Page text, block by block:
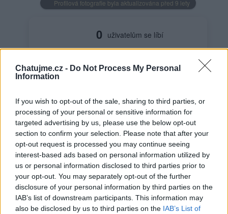
Chatujme.cz - Do Not Process My Personal
Information
If you wish to opt-out of the sale, sharing to third parties, or
processing of your personal or sensitive information for
targeted advertising by us, please use the below opt-out
section to confirm your selection. Please note that after your
opt-out request is processed you may continue seeing
interest-based ads based on personal information utilized by
us or personal information disclosed to third parties prior to
your opt-out. You may separately opt-out of the further
disclosure of your personal information by third parties on the
IAB’s list of downstream participants. This information may
also be disclosed by us to third parties on the IAB’s List of
Profilová fotografie byla aktualizována před 9 lety
0 uživatelům se líbí
Neověřený profil
Tento uživatel zatím neprokázal svou identitu ověřovací
fotografií. U neověřených profilů nelze zaručit, že fotografie a
údaje odpovídají skutečné osobě.